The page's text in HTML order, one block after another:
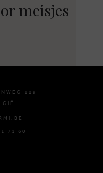
meisjes
129
71 60